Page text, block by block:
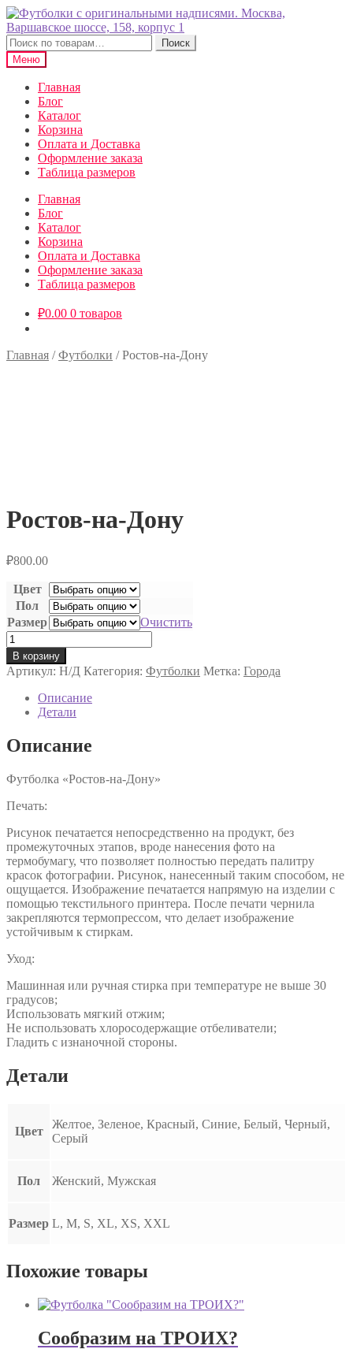
Перейти
к
навигации
Перейти
к
содержимому
Искать:
Поиск
Меню
Главная
Блог
Каталог
Корзина
Оплата и Доставка
Оформление заказа
Таблица размеров
Главная
Блог
Каталог
Корзина
Оплата и Доставка
Оформление заказа
Таблица размеров
₽0.00 0 товаров
Главная /Футболки /Ростов-на-Дону
Ростов-на-Дону
₽800.00
Цвет
Пол
Размер
Очистить
Количество
товара
Ростов-
на-
Дону
В корзину
Артикул: Н/Д Категория: Футболки Метка: Города
Описание
Детали
Описание
Футболка «Ростов-на-Дону»
Печать:
Рисунок печатается непосредственно на продукт, без
промежуточных этапов, вроде нанесения фото на
термобумагу, что позволяет полностью передать палитру
красок фотографии. Рисунок, нанесенный таким способом, не
ощущается. Изображение печатается напрямую на изделии с
помощью текстильного принтера. После печати чернила
закрепляются термопрессом, что делает изображение
устойчивым к стиркам.
Уход:
Машинная или ручная стирка при температуре не выше 30
градусов;
Использовать мягкий отжим;
Не использовать хлоросодержащие отбеливатели;
Гладить с изнаночной стороны.
Детали
Цвет
Желтое, Зеленое, Красный, Синие, Белый, Черный,
Серый
Пол Женский, Мужская
Размер L, M, S, XL, XS, XXL
Похожие товары
Сообразим на ТРОИХ?